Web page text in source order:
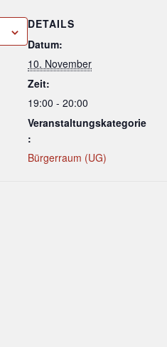
DETAILS
Datum:
10. November
Zeit:
19:00 - 20:00
Veranstaltungskategorie
:
Bürgerraum (UG)